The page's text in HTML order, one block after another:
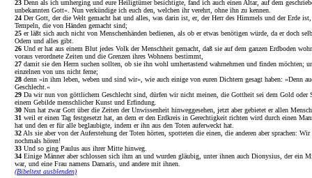
23 Denn als ich umherging und eure Heiligtümer besichtigte, fand ich auch einen Altar, auf dem
unbekannten Gott«. Nun verkündige ich euch den, welchen ihr verehrt, ohne ihn zu kennen.
24 Der Gott, der die Welt gemacht hat und alles, was darin ist, er, der Herr des Himmels und der Erde
Tempeln, die von Händen gemacht sind;
25 er läßt sich auch nicht von Menschenhänden bedienen, als ob er etwas benötigen würde, da er doch
Odem und alles gibt.
26 Und er hat aus einem Blut jedes Volk der Menschheit gemacht, daß sie auf dem ganzen Erdboden
voraus verordnete Zeiten und die Grenzen ihres Wohnens bestimmt,
27 damit sie den Herrn suchen sollten, ob sie ihn wohl umhertastend wahrnehmen und finden möchten;
einzelnen von uns nicht ferne;
28 denn »in ihm leben, weben und sind wir«, wie auch einige von euren Dichtern gesagt haben: »Denn
Geschlecht.«
29 Da wir nun von göttlichem Geschlecht sind, dürfen wir nicht meinen, die Gottheit sei dem Gold oder
einem Gebilde menschlicher Kunst und Erfindung.
30 Nun hat zwar Gott über die Zeiten der Unwissenheit hinweggesehen, jetzt aber gebietet er allen
31 weil er einen Tag festgesetzt hat, an dem er den Erdkreis in Gerechtigkeit richten wird durch einen
hat und den er für alle beglaubigte, indem er ihn aus den Toten auferweckt hat.
32 Als sie aber von der Auferstehung der Toten hörten, spotteten die einen, die anderen aber sprachen:
nochmals hören!
33 Und so ging Paulus aus ihrer Mitte hinweg.
34 Einige Männer aber schlossen sich ihm an und wurden gläubig, unter ihnen auch Dionysius, der ein
war, und eine Frau namens Damaris, und andere mit ihnen.
(Bibeltext ausblenden)